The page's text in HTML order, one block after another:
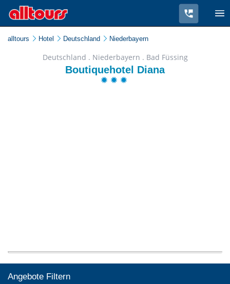
alltours Hotel Deutschland Niederbayern
Deutschland . Niederbayern . Bad Füssing
Boutiquehotel Diana
Angebote Filtern